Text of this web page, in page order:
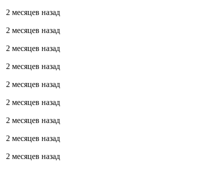
2 месяцев назад
2 месяцев назад
2 месяцев назад
2 месяцев назад
2 месяцев назад
2 месяцев назад
2 месяцев назад
2 месяцев назад
2 месяцев назад